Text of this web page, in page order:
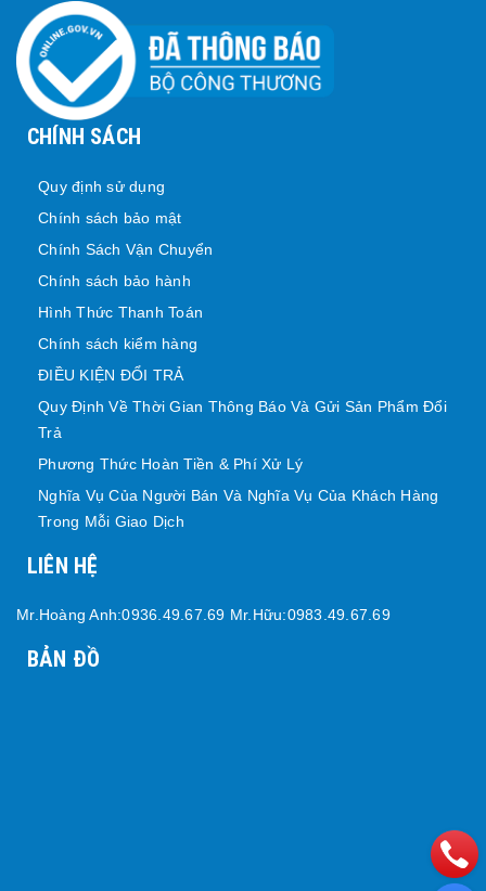
CHÍNH SÁCH
Quy định sử dụng
Chính sách bảo mật
Chính Sách Vận Chuyển
Chính sách bảo hành
Hình Thức Thanh Toán
Chính sách kiểm hàng
ĐIỀU KIỆN ĐỔI TRẢ
Quy Định Về Thời Gian Thông Báo Và Gửi Sản Phẩm Đổi
Trả
Phương Thức Hoàn Tiền & Phí Xử Lý
Nghĩa Vụ Của Người Bán Và Nghĩa Vụ Của Khách Hàng
Trong Mỗi Giao Dịch
LIÊN HỆ
Mr.Hoàng Anh:0936.49.67.69 Mr.Hữu:0983.49.67.69
BẢN ĐỒ